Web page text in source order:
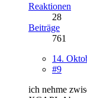
Reaktionen
28
Beiträge
761
14.
#9
ich nehme